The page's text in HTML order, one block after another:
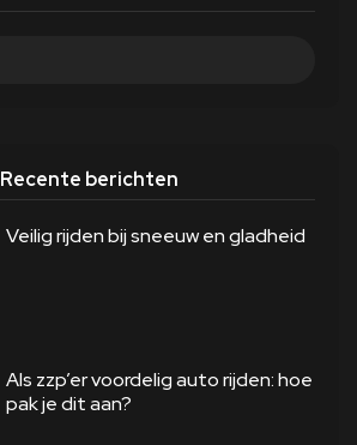
Recente berichten
Veilig rijden bij sneeuw en gladheid
Als zzp’er voordelig auto rijden: hoe
pak je dit aan?